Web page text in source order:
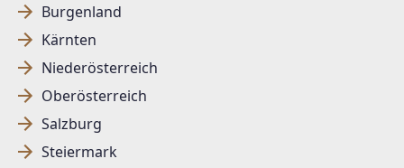
Burgenland
Kärnten
Niederösterreich
Oberösterreich
Salzburg
Steiermark